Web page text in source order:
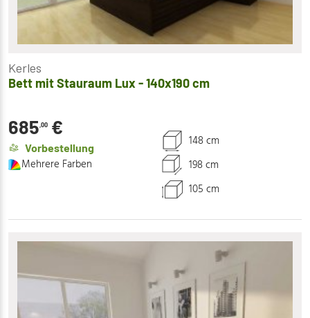
Kerles
Bett mit Stauraum Lux - 140x190 cm
685,00 €
Vorbestellung
Mehrere Farben
148 cm
198 cm
105 cm